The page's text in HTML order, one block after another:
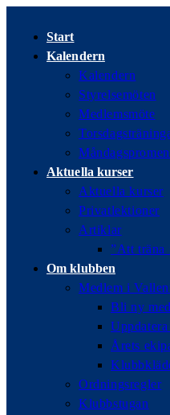
innehållet
Start
Kalendern
Kalendern
Styrelsemöten
Medlemsmöte
Aktuella kurser
Aktuella kurser
Privatlektioner
Artiklar
”Att träna
Om klubben
Medlem i
Bli ny
Årets
Ordningsregler
Klubbstugan